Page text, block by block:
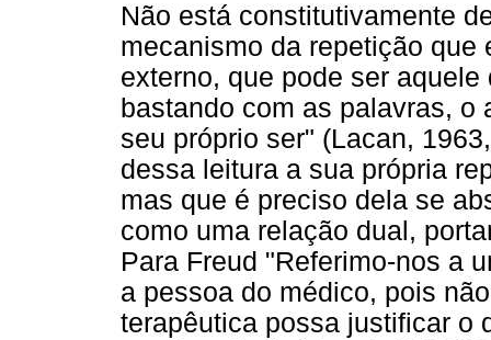
Não está constitutivamente
mecanismo da repetição que
externo, que pode ser
bastando com as palavras, o
seu próprio ser" (Lacan,
dessa leitura a sua própria
mas que é preciso dela se
como uma relação dual,
Para Freud "Referimo-nos a
a pessoa do médico, pois
terapêutica possa justificar o